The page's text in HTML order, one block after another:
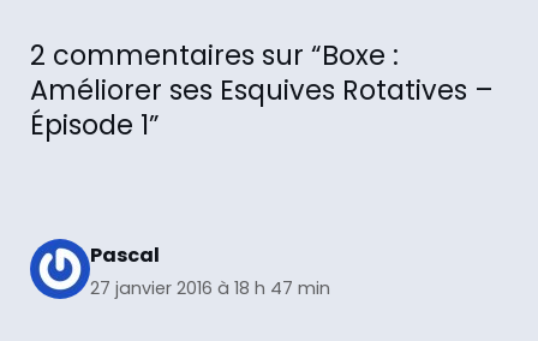
2 commentaires sur “Boxe :
Améliorer ses Esquives Rotatives –
Épisode 1”
Pascal
27 janvier 2016 à 18 h 47 min